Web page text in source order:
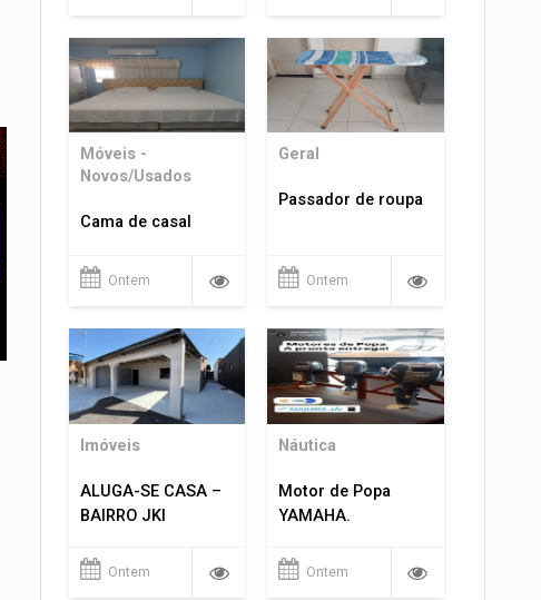
Móveis -
Novos/Usados
Cama de casal
Ontem
Geral
Passador de roupa
Ontem
Imóveis
ALUGA-SE CASA –
BAIRRO JKI
Ontem
Náutica
Motor de Popa
YAMAHA.
Ontem